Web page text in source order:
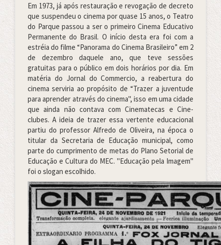
Em 1973, já após restauração e revogação de decreto
que suspendeu o cinema por quase 15 anos, o Teatro
do Parque passou a ser o primeiro Cinema Educativo
Permanente do Brasil. O início desta era foi com a
estréia do filme “Panorama do Cinema Brasileiro” em 2
de dezembro daquele ano, que teve sessões
gratuitas para o público em dois horários por dia. Em
matéria do Jornal do Commercio, a reabertura do
cinema serviria ao propósito de “Trazer a juventude
para aprender através do cinema", isso em uma cidade
que ainda não contava com Cinematecas e Cine-
clubes. A ideia de trazer essa vertente educacional
partiu do professor Alfredo de Oliveira, na época o
titular da Secretaria de Educação municipal, como
parte do cumprimento de metas do Plano Setorial de
Educação e Cultura do MEC. "Educação pela Imagem"
foi o slogan escolhido.